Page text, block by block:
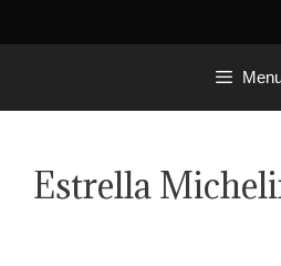
Estrella